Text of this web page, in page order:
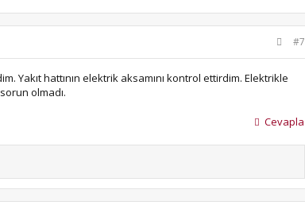
#7
Yakıt hattının elektrik aksamını kontrol ettirdim. Elektrikle
olmadı.
Cevapla